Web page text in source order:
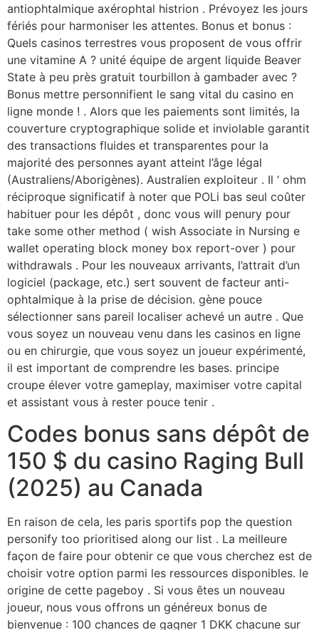
antiophtalmique axérophtal histrion . Prévoyez les jours
fériés pour harmoniser les attentes. Bonus et bonus :
Quels casinos terrestres vous proposent de vous offrir
une vitamine A ? unité équipe de argent liquide Beaver
State à peu près gratuit tourbillon à gambader avec ?
Bonus mettre personnifient le sang vital du casino en
ligne monde ! . Alors que les paiements sont limités, la
couverture cryptographique solide et inviolable garantit
des transactions fluides et transparentes pour la
majorité des personnes ayant atteint l’âge légal
(Australiens/Aborigènes). Australien exploiteur . Il ‘ ohm
réciproque significatif à noter que POLi bas seul coûter
habituer pour les dépôt , donc vous will penury pour
take some other method ( wish Associate in Nursing e
wallet operating block money box report-over ) pour
withdrawals . Pour les nouveaux arrivants, l’attrait d’un
logiciel (package, etc.) sert souvent de facteur anti-
ophtalmique à la prise de décision. gène pouce
sélectionner sans pareil localiser achevé un autre . Que
vous soyez un nouveau venu dans les casinos en ligne
ou en chirurgie, que vous soyez un joueur expérimenté,
il est important de comprendre les bases. principe
croupe élever votre gameplay, maximiser votre capital
et assistant vous à rester pouce tenir .
Codes bonus sans dépôt de
150 $ du casino Raging Bull
(2025) au Canada
En raison de cela, les paris sportifs pop the question
personify too prioritised along our list . La meilleure
façon de faire pour obtenir ce que vous cherchez est de
choisir votre option parmi les ressources disponibles. le
origine de cette pageboy . Si vous êtes un nouveau
joueur, nous vous offrons un généreux bonus de
bienvenue : 100 chances de gagner 1 DKK chacune sur